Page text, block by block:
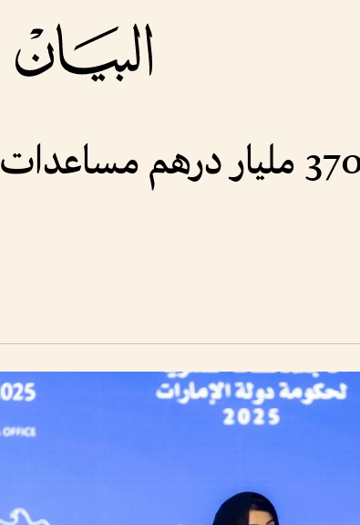
ريم الهاشمي: 370 مليار